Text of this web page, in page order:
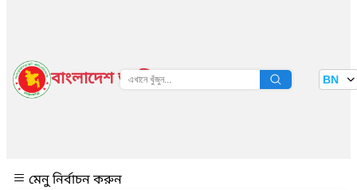
বাংলাদেশ জাতীয় তথ্য বাতায়ন BN
মেনু নির্বাচন করুন